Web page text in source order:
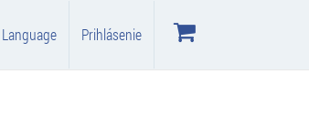
Language Prihlásenie